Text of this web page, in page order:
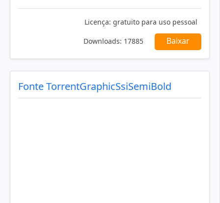
Licença: gratuito para uso pessoal
Downloads: 17885 Baixar
Fonte TorrentGraphicSsiSemiBold